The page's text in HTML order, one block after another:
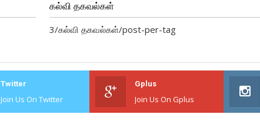
கல்வி தகவல்கள்
3/கல்வி தகவல்கள்/post-per-tag
Twitter
Join Us On Twitter
Gplus
Join Us On Gplus